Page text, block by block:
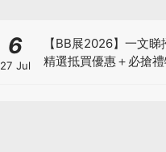
6
27 Jul
【BB展2026】一文睇
精選抵買優惠＋必搶